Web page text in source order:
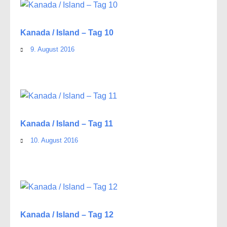
Kanada / Island – Tag 10
9. August 2016
Kanada / Island – Tag 11
10. August 2016
Kanada / Island – Tag 12